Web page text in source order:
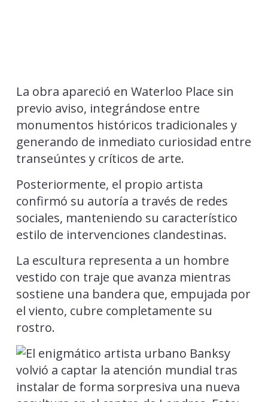
La obra apareció en Waterloo Place sin
previo aviso, integrándose entre
monumentos históricos tradicionales y
generando de inmediato curiosidad entre
transeúntes y críticos de arte.
Posteriormente, el propio artista
confirmó su autoría a través de redes
sociales, manteniendo su característico
estilo de intervenciones clandestinas.
La escultura representa a un hombre
vestido con traje que avanza mientras
sostiene una bandera que, empujada por
el viento, cubre completamente su
rostro.